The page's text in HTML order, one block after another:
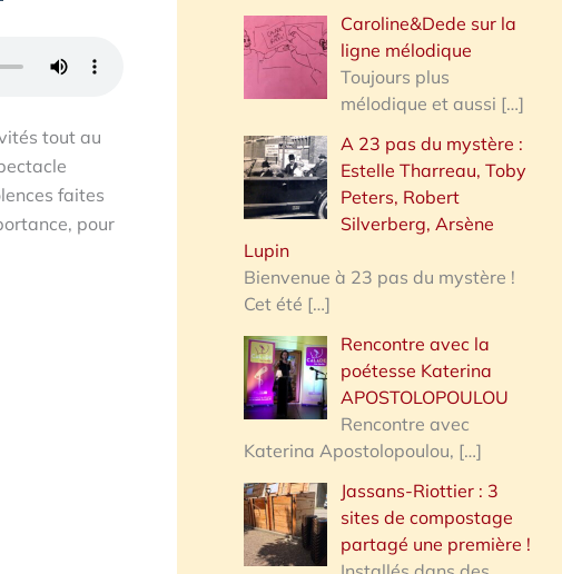
tout au
faites
pour
Caroline&Dede sur la
ligne mélodique
Toujours plus
mélodique et aussi […]
A 23 pas du mystère :
Estelle Tharreau, Toby
Peters, Robert
Silverberg, Arsène
Lupin
Bienvenue à 23 pas du mystère !
Cet été […]
Rencontre avec la
poétesse Katerina
APOSTOLOPOULOU
Rencontre avec
Katerina Apostolopoulou, […]
Jassans-Riottier : 3
sites de compostage
partagé une première !